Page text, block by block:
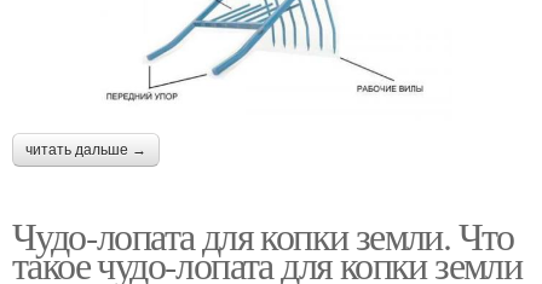
читать дальше →
Чудо-лопата для копки земли. Что
такое чудо-лопата для копки земли